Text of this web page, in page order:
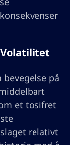
på
et tosifret
relativt